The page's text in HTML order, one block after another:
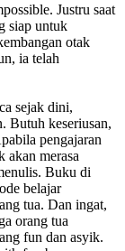
Justru saat
siap untuk
otak
ia telah
sejak dini,
Butuh keseriusan,
pengajaran
akan merasa
Buku di
belajar
tua. Dan ingat,
orang tua
fun dan asyik.